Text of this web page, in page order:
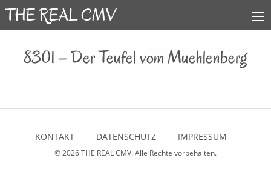
8301 – Der Teufel vom Muehlenberg
KONTAKT DATENSCHUTZ IMPRESSUM
© 2026THE REAL CMV. Alle Rechte vorbehalten.